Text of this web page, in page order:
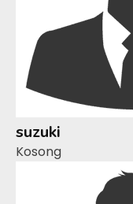
suzuki
Kosong